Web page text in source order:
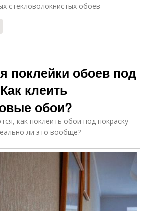
стекловолокнистых обоев
поклейки обоев под
клеить
обои?
как поклеить обои под покраску
ли это вообще?